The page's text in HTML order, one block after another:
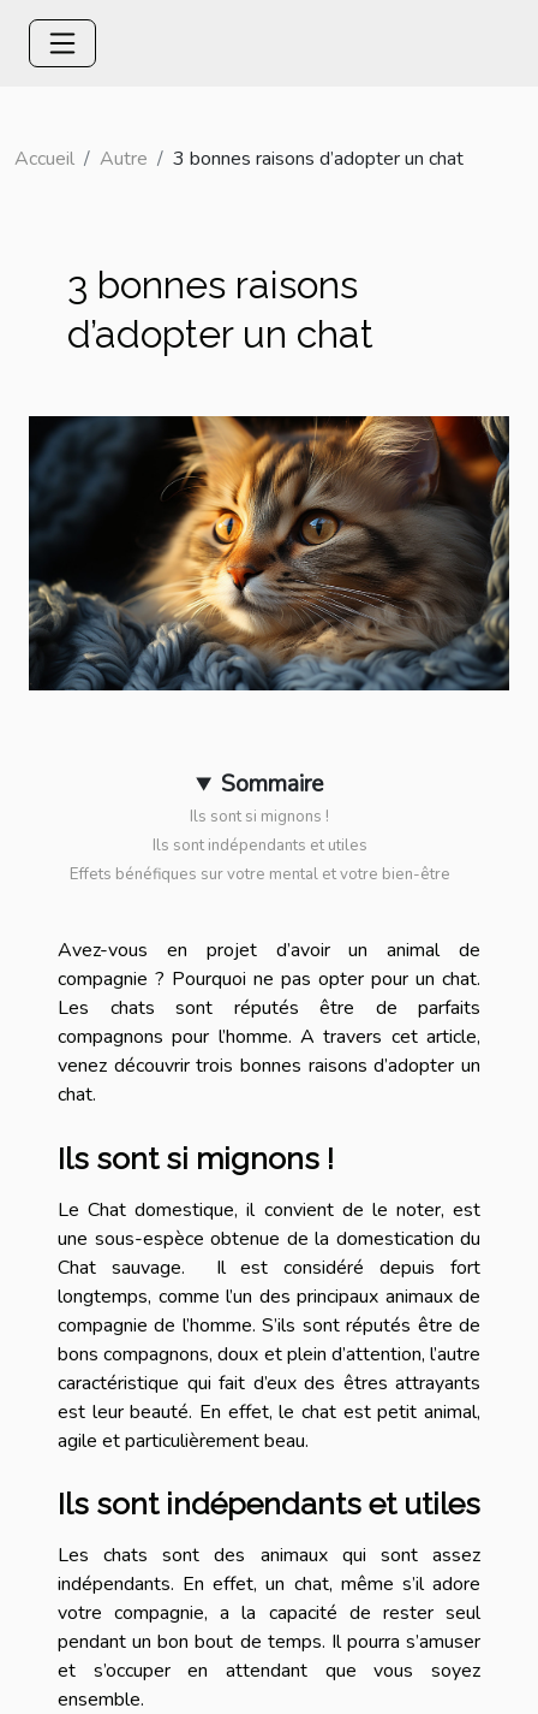
Accueil Autre 3 bonnes raisons d’adopter un chat
3 bonnes raisons
d’adopter un chat
Sommaire
Ils sont si mignons !
Ils sont indépendants et utiles
Effets bénéfiques sur votre mental et votre bien-être
Avez-vous en projet d’avoir un animal de
compagnie ? Pourquoi ne pas opter pour un chat.
Les chats sont réputés être de parfaits
compagnons pour l’homme. A travers cet article,
venez découvrir trois bonnes raisons d’adopter un
chat.
Ils sont si mignons !
Le Chat domestique, il convient de le noter, est
une sous-espèce obtenue de la domestication du
Chat sauvage. Il est considéré depuis fort
longtemps, comme l’un des principaux animaux de
compagnie de l’homme. S’ils sont réputés être de
bons compagnons, doux et plein d’attention, l’autre
caractéristique qui fait d’eux des êtres attrayants
est leur beauté. En effet, le chat est petit animal,
agile et particulièrement beau.
Ils sont indépendants et utiles
Les chats sont des animaux qui sont assez
indépendants. En effet, un chat, même s’il adore
votre compagnie, a la capacité de rester seul
pendant un bon bout de temps. Il pourra s’amuser
et s’occuper en attendant que vous soyez
ensemble.